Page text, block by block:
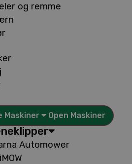
og remme
Maskiner Open Maskiner
Automower